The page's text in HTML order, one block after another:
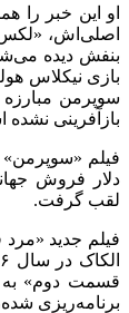
او این خبر را
اصلی‌اش، «لکس
بنفش دیده
بازی نیکلاس
سوپرمن مبارزه
بازآفرینی
دلار فروش
لقب گرفت.
فیلم جدید
برنامه‌ریزی